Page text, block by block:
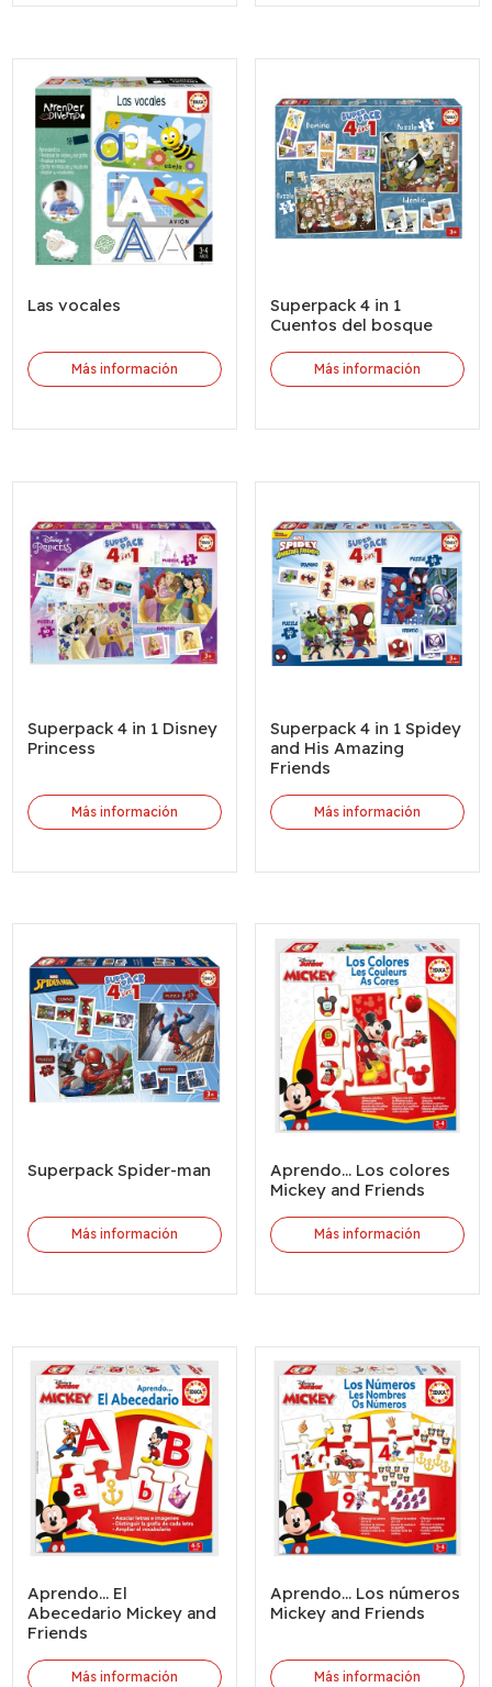
Las vocales
Más información
Superpack 4 in 1
Cuentos del bosque
Más información
Superpack 4 in 1 Disney
Princess
Más información
Superpack 4 in 1 Spidey
and His Amazing
Friends
Más información
Superpack Spider-man
Más información
Aprendo... Los colores
Mickey and Friends
Más información
Aprendo... El
Abecedario Mickey and
Friends
Más información
Aprendo... Los números
Mickey and Friends
Más información